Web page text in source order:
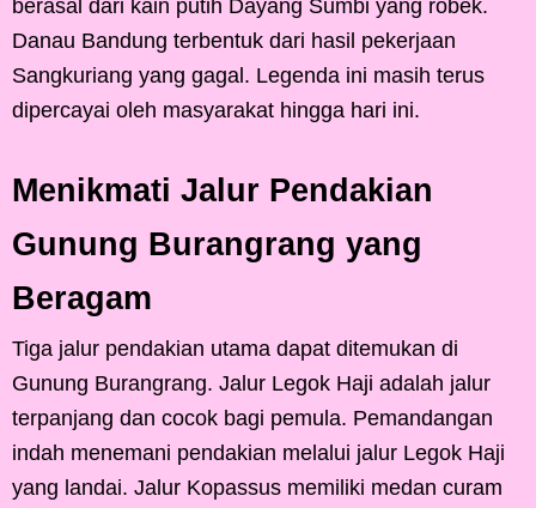
berasal dari kain putih Dayang Sumbi yang robek.
Danau Bandung terbentuk dari hasil pekerjaan
Sangkuriang yang gagal. Legenda ini masih terus
dipercayai oleh masyarakat hingga hari ini.
Menikmati Jalur Pendakian
Gunung Burangrang yang
Beragam
Tiga jalur pendakian utama dapat ditemukan di
Gunung Burangrang. Jalur Legok Haji adalah jalur
terpanjang dan cocok bagi pemula. Pemandangan
indah menemani pendakian melalui jalur Legok Haji
yang landai. Jalur Kopassus memiliki medan curam